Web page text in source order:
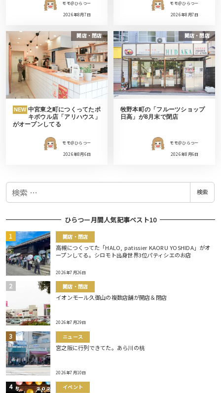
モモ＠ひらつー
2026年8月7日
モモ＠ひらつー
2026年8月7日
開店・閉店
NEW 中宮東之町につくってたポ
キボウル店「アリハウス」
がオープンしてる
モモ＠ひらつー
2026年8月6日
開店・閉店
牧野本町の「フルーツショップ
日高」が8月末で閉店
モモ＠ひらつー
2026年8月6日
検
検索
ひらつー月間人気記事ベスト10
開店・閉店
高槻につくってた「HALO, patissier KAORU YOSHIDA」がオ
ープンしてる。シロモト出身世界3位パティシエのお店
2026年7月26日
開店・閉店
イオンモール久御山の複数店舗が開店＆閉店
2026年7月29日
ニュース
宮之阪に行列できてた。あら川の桃
2026年7月10日
イベント